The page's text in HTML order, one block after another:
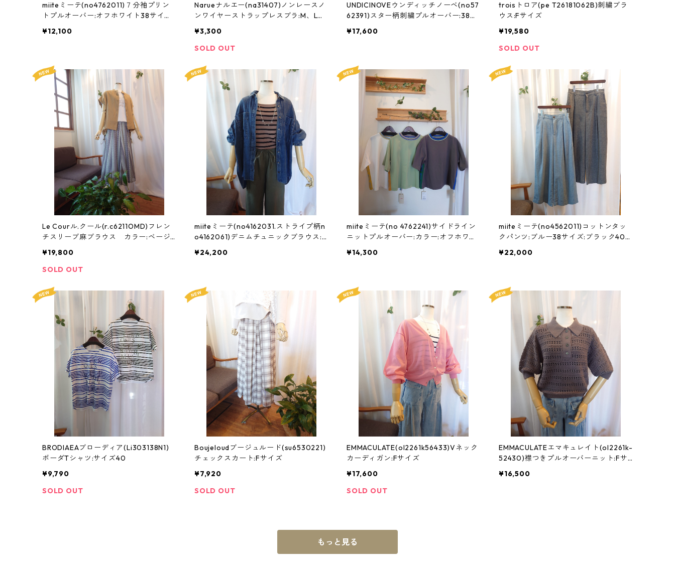
miiteミーテ(no4762011)７分袖プリン
トプルオーバー:オフホワイト38サイズ:
¥12,100
Narueナルエー(na31407)ノンレースノ
ンワイヤーストラップレスブラ:M、Lサ
¥3,300
SOLD OUT
UNDICINOVEウンディッチノーベ(no57
62391)スター柄刺繍プルオーバー:38サ
¥17,600
troisトロア(pe T26181062B)刺繍ブラ
ウス:Fサイズ
¥19,580
SOLD OUT
Le Courル.クール(r.c6211OMD)フレン
チスリーブ麻ブラウス カラー:ベージ
¥19,800
SOLD OUT
miiteミーテ(no4162031.ストライプ柄n
o4162061)デニムチュニックブラウス:3
¥24,200
miiteミーテ(no 4762241)サイドライン
ニットプルオーバー:カラー:オフホワイ
¥14,300
miiteミーテ(no4562011)コットンタッ
クパンツ:ブルー38サイズ:ブラック40サ
¥22,000
BRODIAEAブローディア(Li303138N1)
ボーダTシャツ:サイズ40
¥9,790
SOLD OUT
Boujeloudブージュルード(su6530221)
チェックスカート:Fサイズ
¥7,920
SOLD OUT
EMMACULATE(ol2261k56433)Vネック
カーディガン:Fサイズ
¥17,600
SOLD OUT
EMMACULATEエマキュレイト(ol2261k-
52430)襟つきプルオーバーニット:Fサ
¥16,500
もっと見る